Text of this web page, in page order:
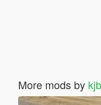
More mods by